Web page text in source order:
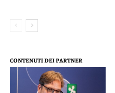
CONTENUTI DEI PARTNER